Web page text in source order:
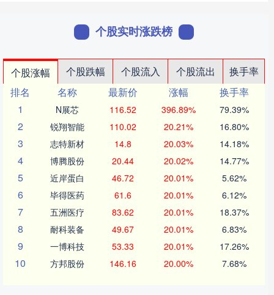
个股实时涨跌榜
个股涨幅 个股跌幅 个股流入 个股流出
换手率
排名
名称 最新价 涨幅
换手率
1
N展芯 116.52 396.89% 79.39%
2 锐翔智能 110.02 20.21% 16.80%
3 志特新材 14.8 20.03% 14.18%
4 博腾股份 20.44 20.02% 14.77%
5 近岸蛋白 46.72 20.01% 5.62%
6 毕得医药 61.6 20.01% 6.12%
7 五洲医疗 83.62 20.01% 18.37%
8 耐科装备 49.67 20.01% 6.83%
9 一博科技 53.33 20.01% 17.26%
10 方邦股份 146.16 20.00% 7.68%